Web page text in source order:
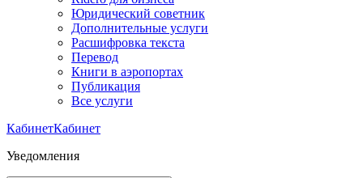
Юридический советник
Дополнительные услуги
Расшифровка текста
Перевод
Книги в аэропортах
Публикация
Все услуги
КабинетКабинет
Уведомления